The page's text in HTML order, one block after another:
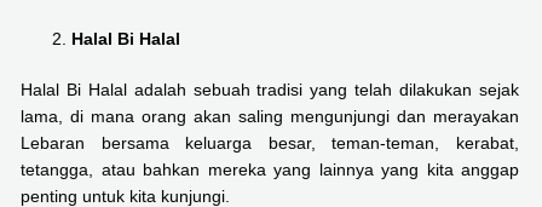
Halal Bi Halal
Halal Bi Halal adalah sebuah tradisi yang telah dilakukan sejak
lama, di mana orang akan saling mengunjungi dan merayakan
Lebaran bersama keluarga besar, teman-teman, kerabat,
tetangga, atau bahkan mereka yang lainnya yang kita anggap
penting untuk kita kunjungi.